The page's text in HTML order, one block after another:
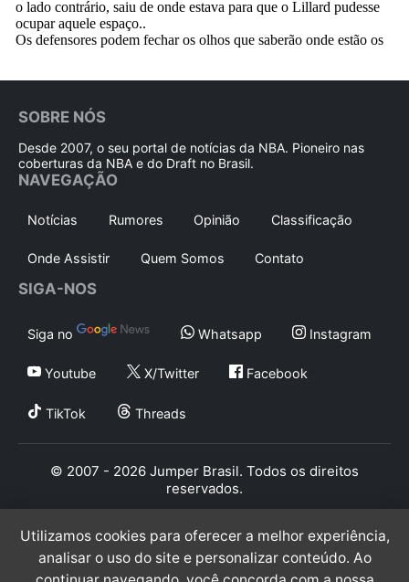
SOBRE NÓS
Desde 2007, o seu portal de notícias da NBA. Pioneiro nas
coberturas da NBA e do Draft no Brasil.
NAVEGAÇÃO
Notícias Rumores Opinião Classificação
Onde Assistir Quem Somos Contato
SIGA-NOS
Siga no Whatsapp Instagram
Youtube X/Twitter Facebook
TikTok Threads
© 2007 - 2026 Jumper Brasil. Todos os direitos
reservados.
Utilizamos cookies para oferecer a melhor experiência,
analisar o uso do site e personalizar conteúdo. Ao